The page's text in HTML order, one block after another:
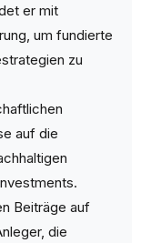
er mit
um fundierte
zu
auf die
Beiträge auf
die